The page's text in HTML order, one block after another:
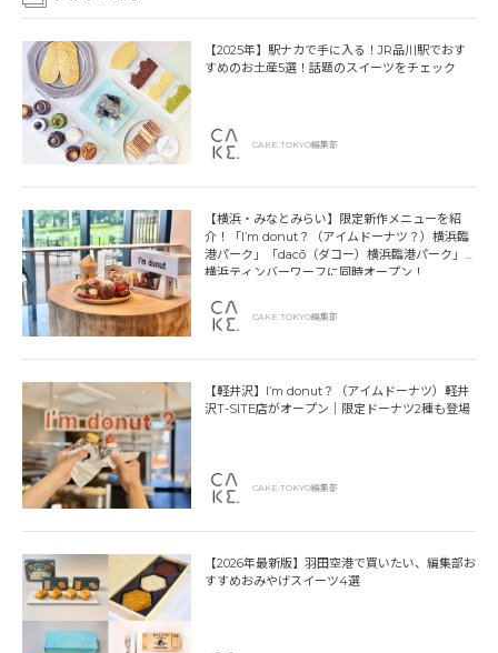
【2025年】駅ナカで手に入る！JR品川駅でおす
すめのお土産5選！話題のスイーツをチェック
CAKE.TOKYO編集部
【横浜・みなとみらい】限定新作メニューを紹
介！「I’m donut？（アイムドーナツ？）横浜臨
港パーク」「dacō（ダコー）横浜臨港パーク」
横浜ティンバーワーフに同時オープン！
CAKE.TOKYO編集部
【軽井沢】I’m donut？（アイムドーナツ）軽井
沢T-SITE店がオープン｜限定ドーナツ2種も登場
CAKE.TOKYO編集部
【2026年最新版】羽田空港で買いたい、編集部お
すすめおみやげスイーツ4選